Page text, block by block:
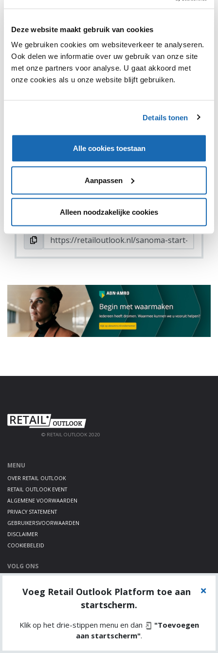
Deze website maakt gebruik van cookies
We gebruiken cookies om websiteverkeer te analyseren.
Ook delen we informatie over uw gebruik van onze site
met onze partners voor analyse. U gaat akkoord met
onze cookies als u onze website blijft gebruiken.
Details tonen
Alle cookies toestaan
Aanpassen
Alleen noodzakelijke cookies
Sanoma heeft een nieuw platform opgericht genaamd
verzamelboxen van verschillende merken verkocht op
het gebied van eten en drinken, verzorging en
huishouden. Ook op Sanoma's nieuwssite Nu.nl zullen
verschillende Tjox-producten verkrijgbaar zijn in een
© RETAIL OUTLOOK 2020
MENU
OVER RETAIL OUTLOOK
RETAIL OUTLOOK EVENT
ALGEMENE VOORWAARDEN
PRIVACY STATEMENT
GEBRUIKERSVOORWAARDEN
DISCLAIMER
COOKIEBELEID
VOLG ONS
TWITTER
Voeg Retail Outlook Platform toe aan
startscherm.
Klik op het drie-stippen menu en dan
"Toevoegen
aan startscherm".